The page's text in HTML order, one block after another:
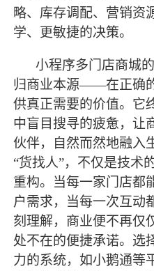
略、库存调配、营销资
学、更敏捷的决策。
小程序多门店商城
归商业本源——在正确
供真正需要的价值。它
中盲目搜寻的疲惫，让
伙伴，自然而然地融入
“货找人”，不仅是技术
重构。当每一家门店都
户需求，当每一次互动
刻理解，商业便不再仅
处不在的便捷承诺。选
力的系统，如小鹅通等